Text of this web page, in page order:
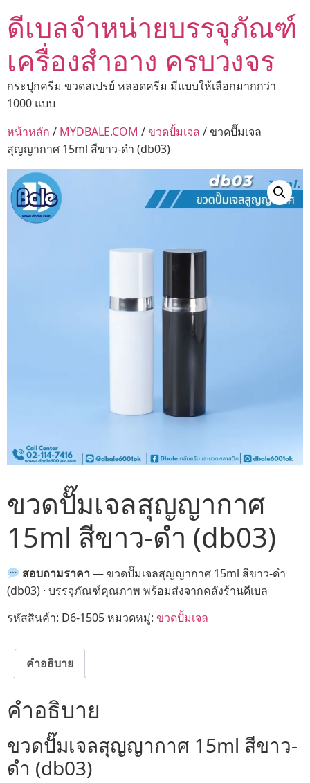
ดีเบลจำหน่ายบรรจุภัณฑ์
เครื่องสำอาง ครบวงจร
กระปุกครีม ขวดสเปรย์ หลอดครีม มีแบบให้เลือกมากกว่า
1000 แบบ
หน้าหลัก / MYDBALE.COM /ขวดปั้มเจล / ขวดปั๊มเจล
สุญญากาศ 15ml สีขาว-ดำ (db03)
ขวดปั๊มเจลสุญญากาศ
15ml สีขาว-ดำ (db03)
สอบถามราคา— ขวดปั๊มเจลสุญญากาศ 15ml สีขาว-ดำ
(db03) · บรรจุภัณฑ์คุณภาพ พร้อมส่งจากคลังร้านดีเบล
รหัสสินค้า: D6-1505หมวดหมู่: ขวดปั้มเจล
คำอธิบาย
คำอธิบาย
ขวดปั๊มเจลสุญญากาศ 15ml สีขาว-
ดำ (db03)